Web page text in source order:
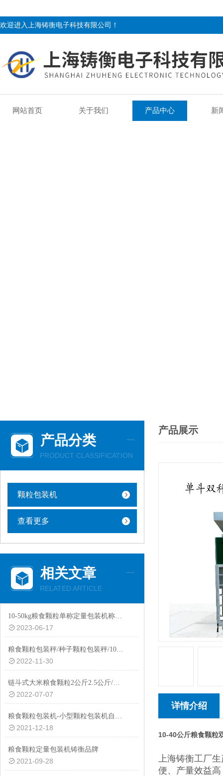
欢迎进入上海铸衡电子科技有限公司！
网站首页 关于我们 产品中心 新
产品分类
PRODUCT CLASSIFICATION
颗粒包装机
查看更多
相关文章
RELATED ARTICLE
10-50kg粮食颗粒单称定量包装机称重打包机
2023-06-17
粮食颗粒包装秤/种子颗粒包装秤/10-50公斤自动称重包装秤厂家定制
2022-11-30
链斗式大米粮食颗粒2公斤2.5公斤/包自动封口智能分装机厂家生产
2022-07-07
粮食颗粒包装机-小型颗粒包装机自动打包机
2021-12-18
粮食颗粒定量包装机铸衡品牌
2021-09-28
产品展示
详情介绍
10-40公斤粮食颗粒
上海铸衡工厂
便、产量效益